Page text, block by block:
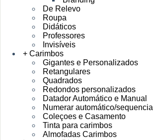
De Relevo
Roupa
Didáticos
Professores
Invisíveis
+ Carimbos
Gigantes e Personalizados
Retangulares
Quadrados
Redondos personalizados
Datador Automático e Manual
Numerar automático/sequencial
Coleçoes e Casamento
Tinta para carimbos
Almofadas Carimbos